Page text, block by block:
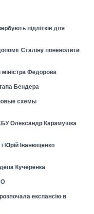
підлітків для
Сталіну поневолити
Федорова
Бендера
схемы
СБУ Олександр Карамушка
Юрій Іванющенко
Кучеренка
експансію в